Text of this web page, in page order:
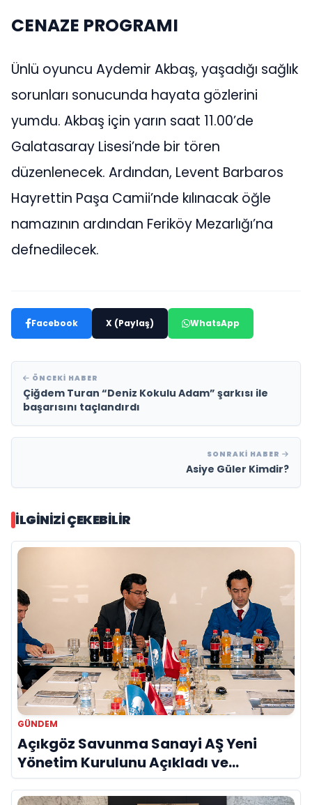
CENAZE PROGRAMI
Ünlü oyuncu Aydemir Akbaş, yaşadığı sağlık
sorunları sonucunda hayata gözlerini
yumdu. Akbaş için yarın saat 11.00’de
Galatasaray Lisesi’nde bir tören
düzenlenecek. Ardından, Levent Barbaros
Hayrettin Paşa Camii’nde kılınacak öğle
namazının ardından Feriköy Mezarlığı’na
defnedilecek.
Facebook X (Paylaş) WhatsApp
ÖNCEKI HABER
Çiğdem Turan “Deniz Kokulu Adam” şarkısı ile
başarısını taçlandırdı
SONRAKI HABER
Asiye Güler Kimdir?
İLGINIZI ÇEKEBILIR
GÜNDEM
Açıkgöz Savunma Sanayi AŞ Yeni
Yönetim Kurulunu Açıkladı ve
Savunma Sanayinde Küresel Vizyon
Vurgusu